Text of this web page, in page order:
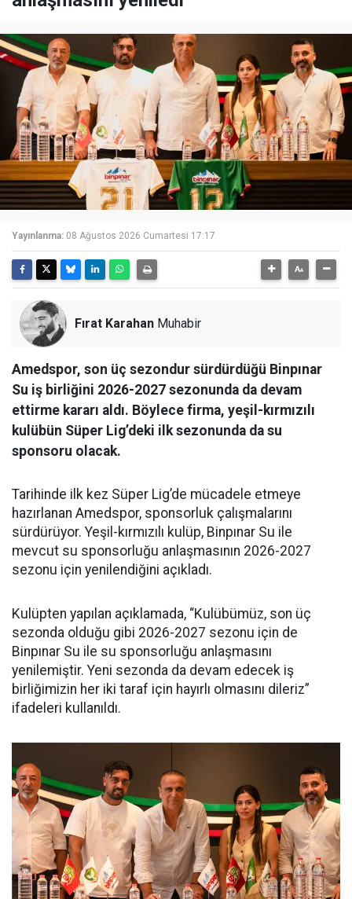
Yayınlanma: 08 Ağustos 2026 Cumartesi 17:17
Fırat Karahan Muhabir
Amedspor, son üç sezondur sürdürdüğü Binpınar
Su iş birliğini 2026-2027 sezonunda da devam
ettirme kararı aldı. Böylece firma, yeşil-kırmızılı
kulübün Süper Lig’deki ilk sezonunda da su
sponsoru olacak.
Tarihinde ilk kez Süper Lig’de mücadele etmeye
hazırlanan Amedspor, sponsorluk çalışmalarını
sürdürüyor. Yeşil-kırmızılı kulüp, Binpınar Su ile
mevcut su sponsorluğu anlaşmasının 2026-2027
sezonu için yenilendiğini açıkladı.
Kulüpten yapılan açıklamada, “Kulübümüz, son üç
sezonda olduğu gibi 2026-2027 sezonu için de
Binpınar Su ile su sponsorluğu anlaşmasını
yenilemiştir. Yeni sezonda da devam edecek iş
birliğimizin her iki taraf için hayırlı olmasını dileriz”
ifadeleri kullanıldı.